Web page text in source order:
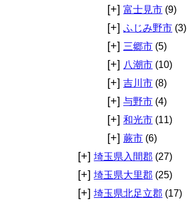
[+] 富士見市 (9)
[+] ふじみ野市 (3)
[+] 三郷市 (5)
[+] 八潮市 (10)
[+] 吉川市 (8)
[+] 与野市 (4)
[+] 和光市 (11)
[+] 蕨市 (6)
[+] 埼玉県入間郡 (27)
[+] 埼玉県大里郡 (25)
[+] 埼玉県北足立郡 (17)